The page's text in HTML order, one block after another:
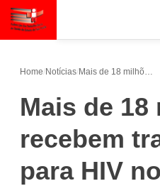
Home/Notícias/
Mais de 18
recebem
para HIV